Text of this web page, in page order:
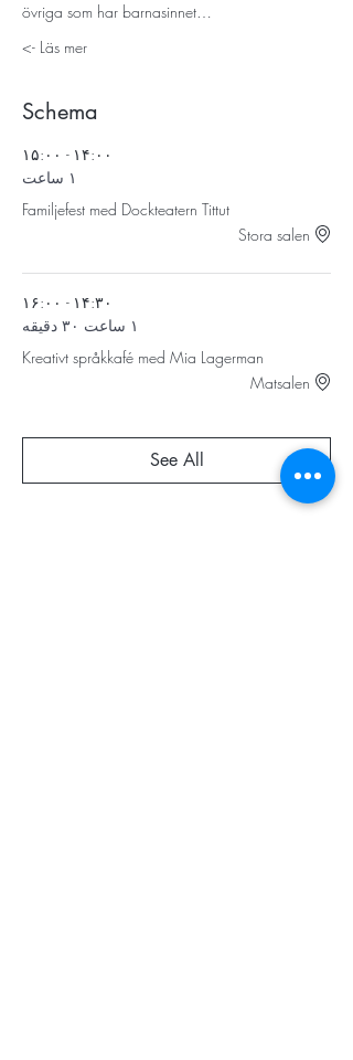
övriga som har barnasinnet…
Läs mer ->
Schema
۱۴:۰۰ - ۱۵:۰۰
۱ ساعت
Familjefest med Dockteatern Tittut
Stora salen
۱۴:۳۰ - ۱۶:۰۰
۱ ساعت ۳۰ دقیقه
Kreativt språkkafé med Mia Lagerman
Matsalen
See All